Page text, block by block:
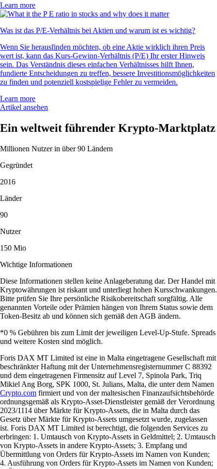
Learn more
Was ist das P/E-Verhältnis bei Aktien und warum ist es wichtig?
Wenn Sie herausfinden möchten, ob eine Aktie wirklich ihren Preis
wert ist, kann das Kurs-Gewinn-Verhältnis (P/E) Ihr erster Hinweis
sein. Das Verständnis dieses einfachen Verhältnisses hilft Ihnen,
fundierte Entscheidungen zu treffen, bessere Investitionsmöglichkeiten
zu finden und potenziell kostspielige Fehler zu vermeiden.
Learn more
Artikel ansehen
Ein weltweit führender Krypto-Marktplatz
Millionen Nutzer in über 90 Ländern
Gegründet
2016
Länder
90
Nutzer
150 Mio
Wichtige Informationen
Diese Informationen stellen keine Anlageberatung dar. Der Handel mit
Kryptowährungen ist riskant und unterliegt hohen Kursschwankungen.
Bitte prüfen Sie Ihre persönliche Risikobereitschaft sorgfältig. Alle
genannten Vorteile oder Prämien hängen von Ihrem Status sowie dem
Token-Besitz ab und können sich gemäß den AGB ändern.
*0 % Gebühren bis zum Limit der jeweiligen Level-Up-Stufe. Spreads
und weitere Kosten sind möglich.
Foris DAX MT Limited ist eine in Malta eingetragene Gesellschaft mit
beschränkter Haftung mit der Unternehmensregisternummer C 88392
und dem eingetragenen Firmensitz auf Level 7, Spinola Park, Triq
Mikiel Ang Borg, SPK 1000, St. Julians, Malta, die unter dem Namen
Crypto.com firmiert und von der maltesischen Finanzaufsichtsbehörde
ordnungsgemäß als Krypto-Asset-Dienstleister gemäß der Verordnung
2023/1114 über Märkte für Krypto-Assets, die in Malta durch das
Gesetz über Märkte für Krypto-Assets umgesetzt wurde, zugelassen
ist. Foris DAX MT Limited ist berechtigt, die folgenden Services zu
erbringen: 1. Umtausch von Krypto-Assets in Geldmittel; 2. Umtausch
von Krypto-Assets in andere Krypto-Assets; 3. Empfang und
Übermittlung von Orders für Krypto-Assets im Namen von Kunden;
4. Ausführung von Orders für Krypto-Assets im Namen von Kunden;